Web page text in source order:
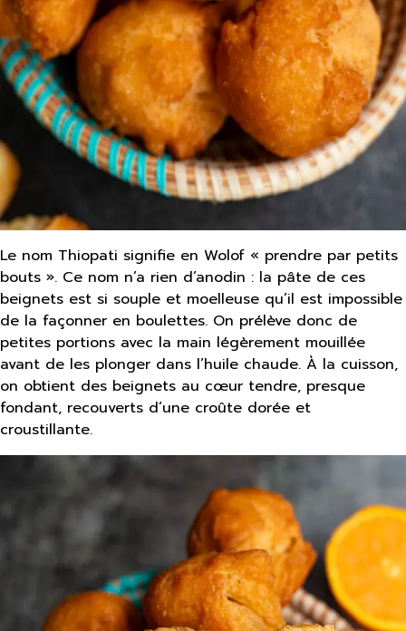
Le nom Thiopati signifie en Wolof « prendre par petits
bouts ». Ce nom n’a rien d’anodin : la pâte de ces
beignets est si souple et moelleuse qu’il est impossible
de la façonner en boulettes. On prélève donc de
petites portions avec la main légèrement mouillée
avant de les plonger dans l’huile chaude. À la cuisson,
on obtient des beignets au cœur tendre, presque
fondant, recouverts d’une croûte dorée et
croustillante.